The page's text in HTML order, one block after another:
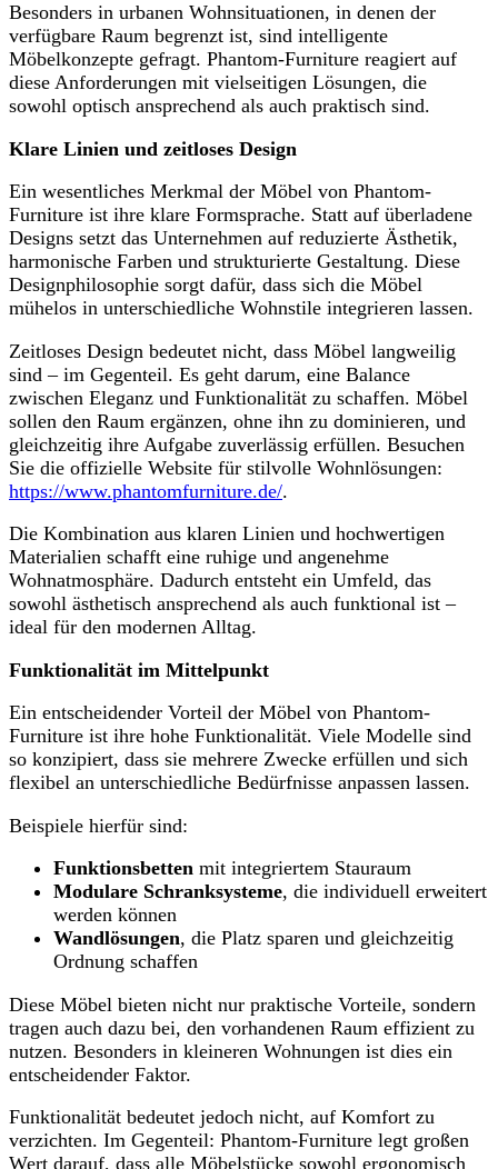
Besonders in urbanen Wohnsituationen, in denen der
verfügbare Raum begrenzt ist, sind intelligente
Möbelkonzepte gefragt. Phantom-Furniture reagiert auf
diese Anforderungen mit vielseitigen Lösungen, die
sowohl optisch ansprechend als auch praktisch sind.
Klare Linien und zeitloses Design
Ein wesentliches Merkmal der Möbel von Phantom-
Furniture ist ihre klare Formsprache. Statt auf überladene
Designs setzt das Unternehmen auf reduzierte Ästhetik,
harmonische Farben und strukturierte Gestaltung. Diese
Designphilosophie sorgt dafür, dass sich die Möbel
mühelos in unterschiedliche Wohnstile integrieren lassen.
Zeitloses Design bedeutet nicht, dass Möbel langweilig
sind – im Gegenteil. Es geht darum, eine Balance
zwischen Eleganz und Funktionalität zu schaffen. Möbel
sollen den Raum ergänzen, ohne ihn zu dominieren, und
gleichzeitig ihre Aufgabe zuverlässig erfüllen. Besuchen
Sie die offizielle Website für stilvolle Wohnlösungen:
https://www.phantomfurniture.de/.
Die Kombination aus klaren Linien und hochwertigen
Materialien schafft eine ruhige und angenehme
Wohnatmosphäre. Dadurch entsteht ein Umfeld, das
sowohl ästhetisch ansprechend als auch funktional ist –
ideal für den modernen Alltag.
Funktionalität im Mittelpunkt
Ein entscheidender Vorteil der Möbel von Phantom-
Furniture ist ihre hohe Funktionalität. Viele Modelle sind
so konzipiert, dass sie mehrere Zwecke erfüllen und sich
flexibel an unterschiedliche Bedürfnisse anpassen lassen.
Beispiele hierfür sind:
Funktionsbetten mit integriertem Stauraum
Modulare Schranksysteme, die individuell erweitert
werden können
Wandlösungen, die Platz sparen und gleichzeitig
Ordnung schaffen
Diese Möbel bieten nicht nur praktische Vorteile, sondern
tragen auch dazu bei, den vorhandenen Raum effizient zu
nutzen. Besonders in kleineren Wohnungen ist dies ein
entscheidender Faktor.
Funktionalität bedeutet jedoch nicht, auf Komfort zu
verzichten. Im Gegenteil: Phantom-Furniture legt großen
Wert darauf, dass alle Möbelstücke sowohl ergonomisch